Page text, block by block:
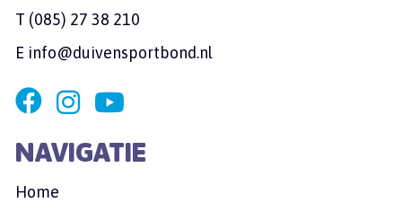
T (085) 27 38 210
E info@duivensportbond.nl
NAVIGATIE
Home